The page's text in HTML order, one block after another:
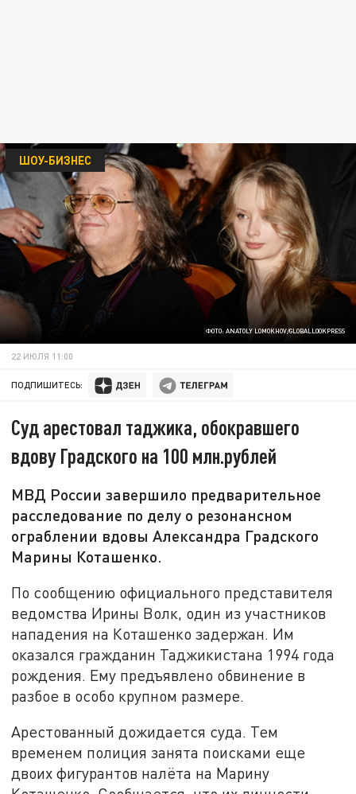
ФОТО: ANATOLY LOMOKHOV/GLOBALLOOKPRESS
ШОУ-БИЗНЕС
22 ИЮЛЯ 11:00
ПОДПИШИТЕСЬ:
Суд арестовал таджика, обокравшего
вдову Градского на 100 млн.рублей
МВД России завершило предварительное
расследование по делу о резонансном
ограблении вдовы Александра Градского
Марины Коташенко.
По сообщению официального представителя
ведомства Ирины Волк, один из участников
нападения на Коташенко задержан. Им
оказался гражданин Таджикистана 1994 года
рождения. Ему предъявлено обвинение в
разбое в особо крупном размере.
Арестованный дожидается суда. Тем
временем полиция занята поисками еще
двоих фигурантов налёта на Марину